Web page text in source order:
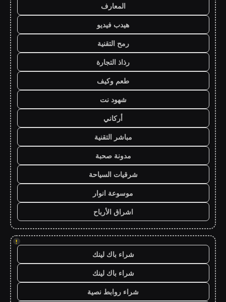
المعارف
هيدب فيديو
رمح التقنية
رذاذ التجارة
طعم وكيف
شهود نت
أركاني
مباشر التقنية
مدونة صحبة
شرقيات السياحة
موسوعة انوار
اشراق الأرباح
!
شراء باك لينك
شراء باك لينك
شراء روابط نصية